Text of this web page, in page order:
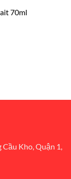
70ml
Kho, Quận 1,